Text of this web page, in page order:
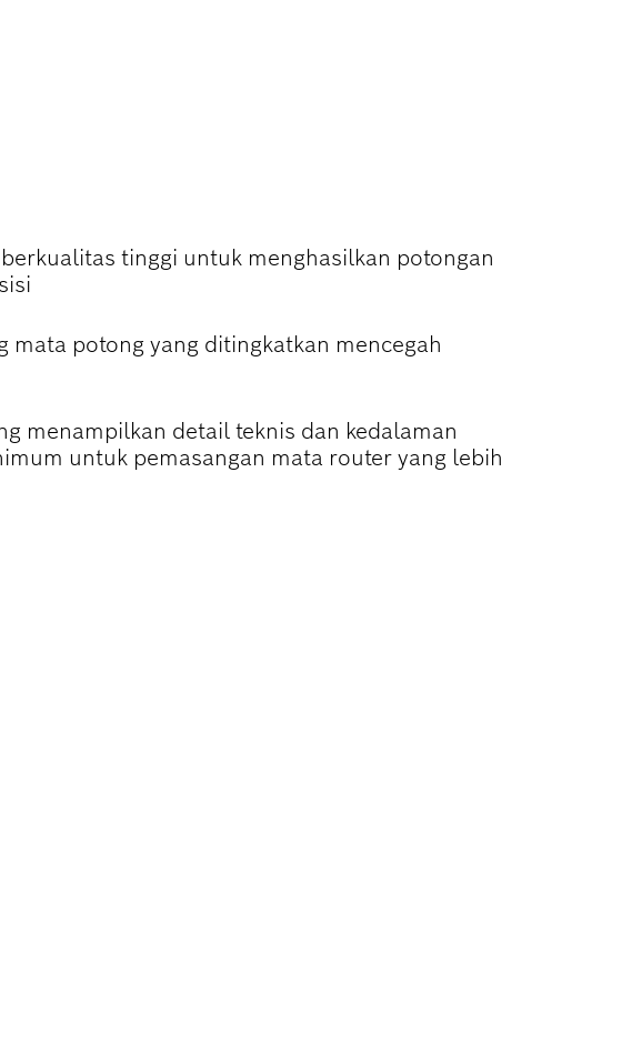
tinggi untuk menghasilkan potongan
mata potong yang ditingkatkan mencegah
menampilkan detail teknis dan kedalaman
untuk pemasangan mata router yang lebih